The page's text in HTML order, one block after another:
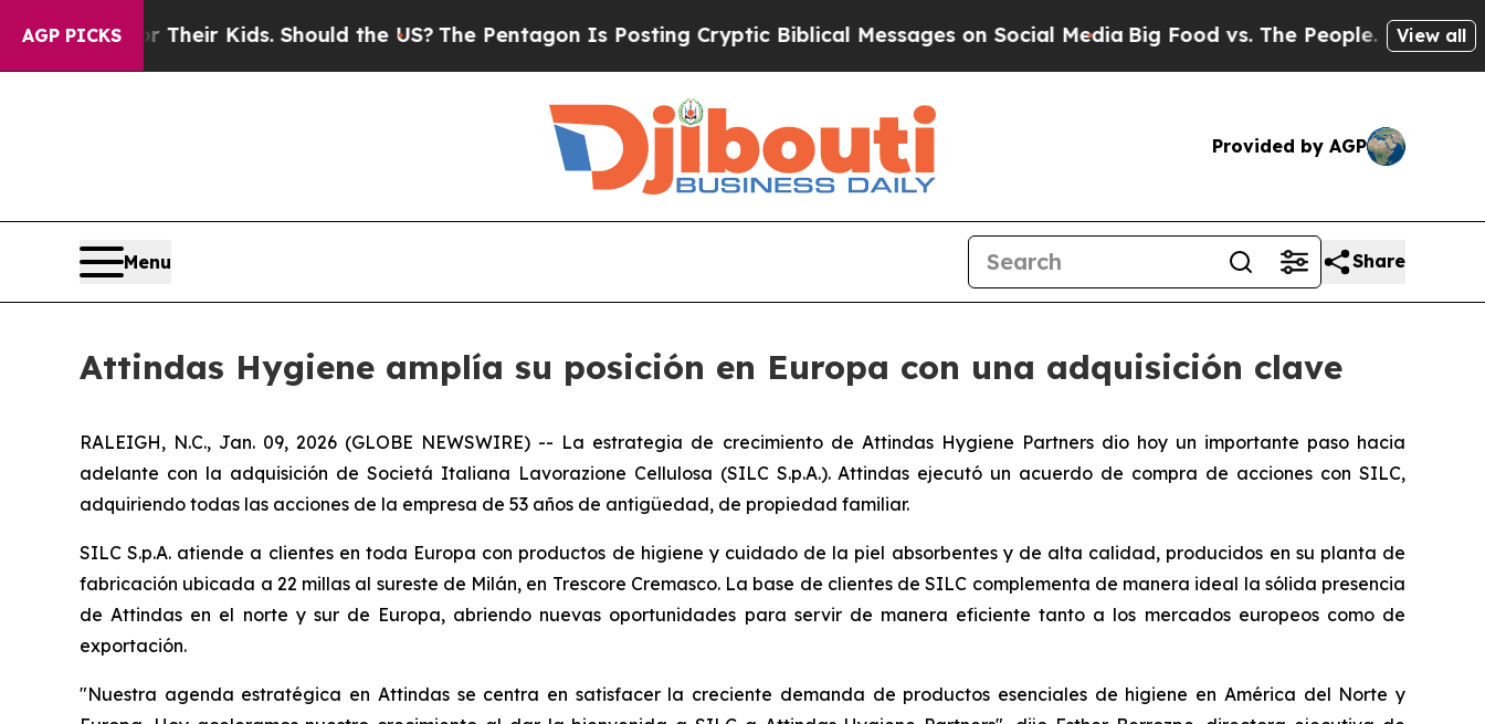
AGP PICKS
for Their Kids. Should the US?The Pentagon Is Posting Cryptic Biblical Messages on Social Media Big Food vs. The People. Big Food’sView all
Provided by AGP
Menu Share
Attindas Hygiene amplía su posición en Europa con una adquisición clave
RALEIGH, N.C., Jan. 09, 2026 (GLOBE NEWSWIRE) -- La estrategia de crecimiento de Attindas Hygiene Partners dio hoy un importante paso hacia
adelante con la adquisición de Societá Italiana Lavorazione Cellulosa (SILC S.p.A.). Attindas ejecutó un acuerdo de compra de acciones con SILC,
adquiriendo todas las acciones de la empresa de 53 años de antigüedad, de propiedad familiar.
SILC S.p.A. atiende a clientes en toda Europa con productos de higiene y cuidado de la piel absorbentes y de alta calidad, producidos en su planta de
fabricación ubicada a 22 millas al sureste de Milán, en Trescore Cremasco. La base de clientes de SILC complementa de manera ideal la sólida presencia
de Attindas en el norte y sur de Europa, abriendo nuevas oportunidades para servir de manera eficiente tanto a los mercados europeos como de
exportación.
"Nuestra agenda estratégica en Attindas se centra en satisfacer la creciente demanda de productos esenciales de higiene en América del Norte y